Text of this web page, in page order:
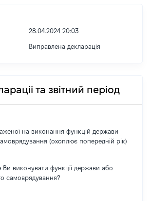
28.04.2024 20:03
Виправлена декларація
та звітний період
на виконання функцій держави
(охоплює попередній рік)
виконувати функції держави або
самоврядування?